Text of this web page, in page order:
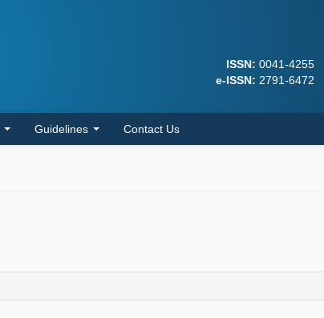
ISSN: 0041-4255
e-ISSN: 2791-6472
Guidelines Contact Us